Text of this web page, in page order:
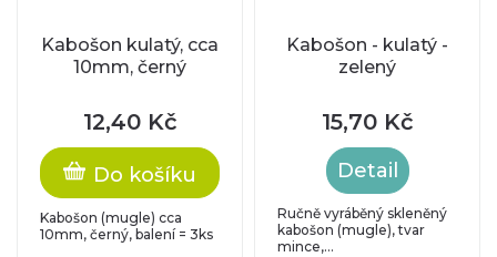
Kabošon kulatý, cca
10mm, černý
12,40 Kč
Do košíku
Kabošon (mugle) cca
10mm, černý, balení = 3ks
Kabošon - kulatý -
zelený
15,70 Kč
Detail
Ručně vyráběný skleněný
kabošon (mugle), tvar
mince,...